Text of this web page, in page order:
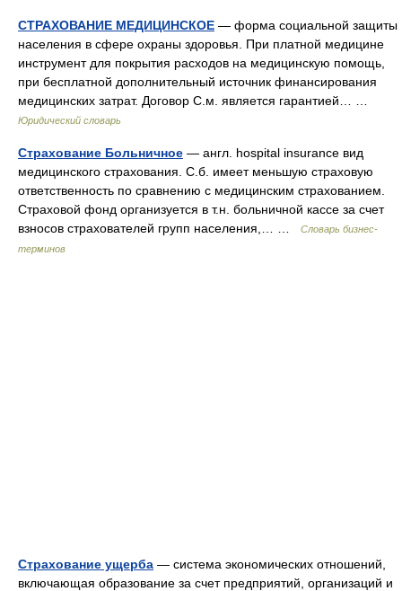
СТРАХОВАНИЕ МЕДИЦИНСКОЕ — форма социальной защиты
населения в сфере охраны здоровья. При платной медицине
инструмент для покрытия расходов на медицинскую помощь,
при бесплатной дополнительный источник финансирования
медицинских затрат. Договор С.м. является гарантией… …
Юридический словарь
Страхование Больничное — англ. hospital insurance вид
медицинского страхования. С.б. имеет меньшую страховую
ответственность по сравнению с медицинским страхованием.
Страховой фонд организуется в т.н. больничной кассе за счет
взносов страхователей групп населения,… …
Словарь бизнес-
терминов
Страхование ущерба — система экономических отношений,
включающая образование за счет предприятий, организаций и